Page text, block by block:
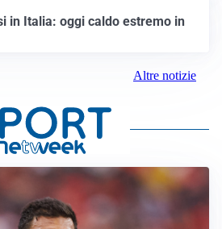
in Italia: oggi caldo estremo in
Altre notizie